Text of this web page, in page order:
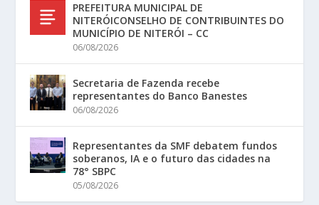
PREFEITURA MUNICIPAL DE
NITERÓICONSELHO DE CONTRIBUINTES DO
MUNICÍPIO DE NITERÓI – CC
06/08/2026
Secretaria de Fazenda recebe
representantes do Banco Banestes
06/08/2026
Representantes da SMF debatem fundos
soberanos, IA e o futuro das cidades na
78° SBPC
05/08/2026